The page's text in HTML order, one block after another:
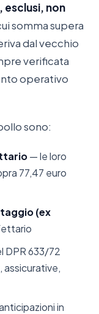
esclusi, non
somma supera
dal vecchio
verificata
operativo
sono:
— le loro
77,47 euro
(ex
DPR 633/72
assicurative,
in